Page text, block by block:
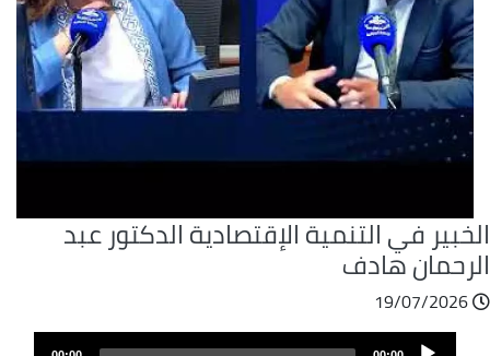
في التنمية الإقتصادية الدكتور عبد
هادف
19/07/2026
ملفAudio